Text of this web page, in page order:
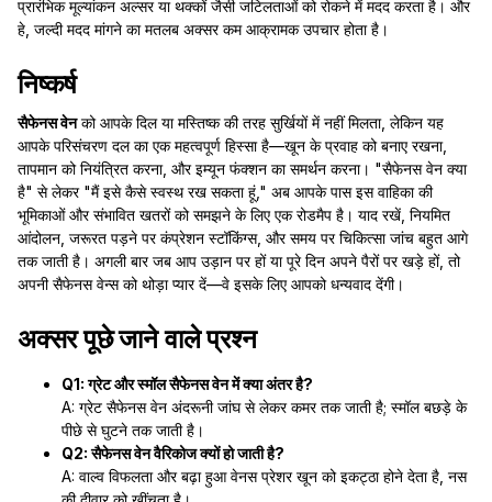
प्रारंभिक मूल्यांकन अल्सर या थक्कों जैसी जटिलताओं को रोकने में मदद करता है। और
हे, जल्दी मदद मांगने का मतलब अक्सर कम आक्रामक उपचार होता है।
निष्कर्ष
सैफेनस वेनको आपके दिल या मस्तिष्क की तरह सुर्खियों में नहीं मिलता, लेकिन यह
आपके परिसंचरण दल का एक महत्वपूर्ण हिस्सा है—खून के प्रवाह को बनाए रखना,
तापमान को नियंत्रित करना, और इम्यून फंक्शन का समर्थन करना। "सैफेनस वेन क्या
है" से लेकर "मैं इसे कैसे स्वस्थ रख सकता हूं," अब आपके पास इस वाहिका की
भूमिकाओं और संभावित खतरों को समझने के लिए एक रोडमैप है। याद रखें, नियमित
आंदोलन, जरूरत पड़ने पर कंप्रेशन स्टॉकिंग्स, और समय पर चिकित्सा जांच बहुत आगे
तक जाती है। अगली बार जब आप उड़ान पर हों या पूरे दिन अपने पैरों पर खड़े हों, तो
अपनी सैफेनस वेन्स को थोड़ा प्यार दें—वे इसके लिए आपको धन्यवाद देंगी।
अक्सर पूछे जाने वाले प्रश्न
Q1: ग्रेट और स्मॉल सैफेनस वेन में क्या अंतर है?
A: ग्रेट सैफेनस वेन अंदरूनी जांघ से लेकर कमर तक जाती है; स्मॉल बछड़े के
पीछे से घुटने तक जाती है।
Q2: सैफेनस वेन वैरिकोज क्यों हो जाती है?
A: वाल्व विफलता और बढ़ा हुआ वेनस प्रेशर खून को इकट्ठा होने देता है, नस